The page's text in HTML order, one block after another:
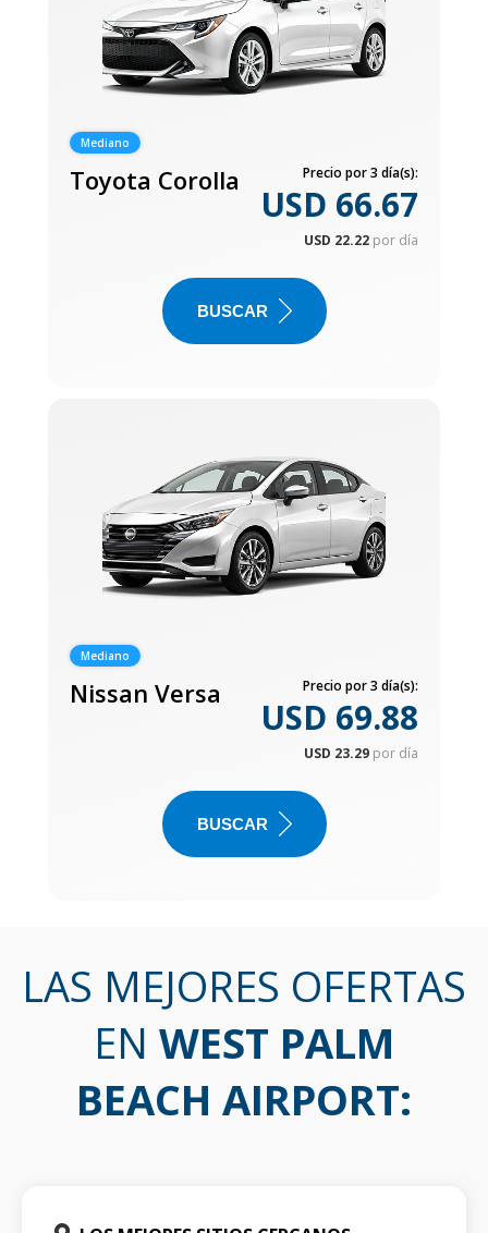
Mediano
Toyota Corolla Precio por 3 día(s):
USD 66.67
USD 22.22 por día
BUSCAR
Mediano
Nissan Versa Precio por 3 día(s):
USD 69.88
USD 23.29 por día
BUSCAR
LAS MEJORES OFERTAS
EN WEST PALM
BEACH AIRPORT: